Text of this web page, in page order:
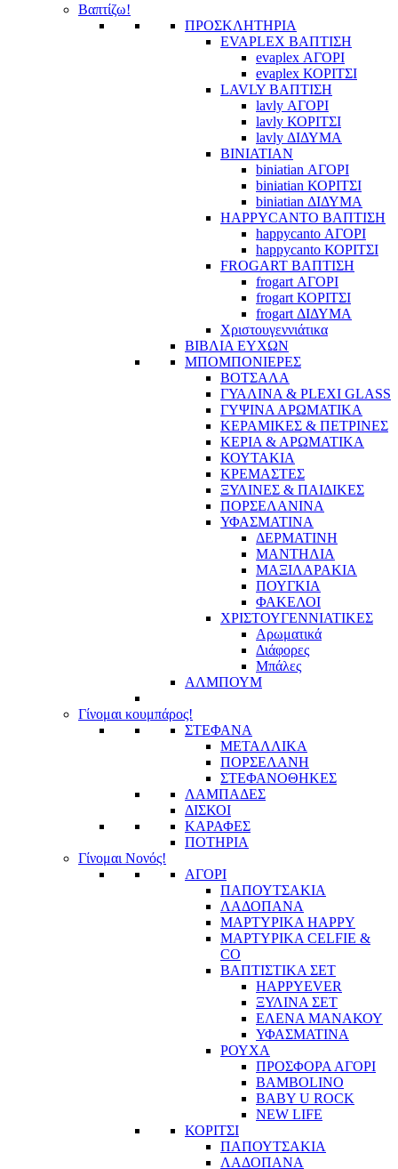
Βαπτίζω!
ΠΡΟΣΚΛΗΤΗΡΙΑ
EVAPLEX ΒΑΠΤΙΣΗ
evaplex ΑΓΟΡΙ
evaplex ΚΟΡΙΤΣΙ
LAVLY ΒΑΠΤΙΣΗ
lavly ΑΓΟΡΙ
lavly ΚΟΡΙΤΣΙ
lavly ΔΙΔΥΜΑ
BINIATIAN
biniatian ΑΓΟΡΙ
biniatian ΚΟΡΙΤΣΙ
biniatian ΔΙΔΥΜΑ
HAPPYCANTO ΒΑΠΤΙΣΗ
happycanto ΑΓΟΡΙ
happycanto ΚΟΡΙΤΣΙ
FROGART ΒΑΠΤΙΣΗ
frogart ΑΓΟΡΙ
frogart ΚΟΡΙΤΣΙ
frogart ΔΙΔΥΜΑ
Χριστουγεννιάτικα
ΒΙΒΛΙΑ ΕΥΧΩΝ
ΜΠΟΜΠΟΝΙΕΡΕΣ
ΒΟΤΣΑΛΑ
ΓΥΑΛΙΝΑ & PLEXI GLASS
ΓΥΨΙΝΑ ΑΡΩΜΑΤΙΚΑ
ΚΕΡΑΜΙΚΕΣ & ΠΕΤΡΙΝΕΣ
ΚΕΡΙΑ & ΑΡΩΜΑΤΙΚΑ
ΚΟΥΤΑΚΙΑ
ΚΡΕΜΑΣΤΕΣ
ΞΥΛΙΝΕΣ & ΠΑΙΔΙΚΕΣ
ΠΟΡΣΕΛΑΝΙΝΑ
ΥΦΑΣΜΑΤΙΝA
ΔΕΡΜΑΤΙΝΗ
ΜΑΝΤΗΛΙΑ
ΜΑΞΙΛΑΡΑΚΙΑ
ΠΟΥΓΚΙΑ
ΦΑΚΕΛΟΙ
ΧΡΙΣΤΟΥΓΕΝΝΙΑΤΙΚΕΣ
Αρωματικά
Διάφορες
Μπάλες
ΑΛΜΠΟΥΜ
Γίνομαι κουμπάρος!
ΣΤΕΦΑΝΑ
ΜΕΤΑΛΛΙΚΑ
ΠΟΡΣΕΛΑΝΗ
ΣΤΕΦΑΝΟΘΗΚΕΣ
ΛΑΜΠΑΔΕΣ
ΔΙΣΚΟΙ
ΚΑΡΑΦΕΣ
ΠΟΤΗΡΙΑ
Γίνομαι Νονός!
ΑΓΟΡΙ
ΠΑΠΟΥΤΣΑΚΙΑ
ΛΑΔΟΠΑΝΑ
ΜΑΡΤΥΡΙΚΑ HAPPY
ΜΑΡΤΥΡΙΚΑ CELFIE &
CO
ΒΑΠΤΙΣΤΙΚΑ ΣΕΤ
HAPPYEVER
ΞΥΛΙΝΑ ΣΕΤ
ΕΛΕΝΑ ΜΑΝΑΚΟΥ
ΥΦΑΣΜΑΤΙΝΑ
ΡΟΥΧΑ
ΠΡΟΣΦΟΡΑ ΑΓΟΡΙ
BAMBOLINO
BABY U ROCK
NEW LIFE
ΚΟΡΙΤΣΙ
ΠΑΠΟΥΤΣΑΚΙΑ
ΛΑΔΟΠΑΝΑ